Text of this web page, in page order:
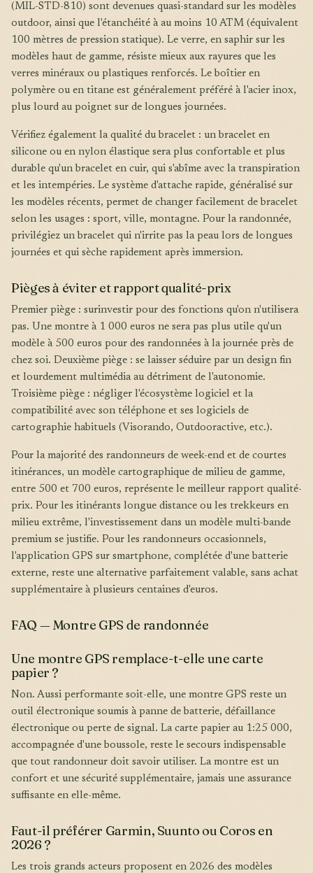
(MIL-STD-810) sont devenues quasi-standard sur les modèles
outdoor, ainsi que l'étanchéité à au moins 10 ATM (équivalent
100 mètres de pression statique). Le verre, en saphir sur les
modèles haut de gamme, résiste mieux aux rayures que les
verres minéraux ou plastiques renforcés. Le boîtier en
polymère ou en titane est généralement préféré à l'acier inox,
plus lourd au poignet sur de longues journées.
Vérifiez également la qualité du bracelet : un bracelet en
silicone ou en nylon élastique sera plus confortable et plus
durable qu'un bracelet en cuir, qui s'abîme avec la transpiration
et les intempéries. Le système d'attache rapide, généralisé sur
les modèles récents, permet de changer facilement de bracelet
selon les usages : sport, ville, montagne. Pour la randonnée,
privilégiez un bracelet qui n'irrite pas la peau lors de longues
journées et qui sèche rapidement après immersion.
Pièges à éviter et rapport qualité-prix
Premier piège : surinvestir pour des fonctions qu'on n'utilisera
pas. Une montre à 1 000 euros ne sera pas plus utile qu'un
modèle à 500 euros pour des randonnées à la journée près de
chez soi. Deuxième piège : se laisser séduire par un design fin
et lourdement multimédia au détriment de l'autonomie.
Troisième piège : négliger l'écosystème logiciel et la
compatibilité avec son téléphone et ses logiciels de
cartographie habituels (Visorando, Outdooractive, etc.).
Pour la majorité des randonneurs de week-end et de courtes
itinérances, un modèle cartographique de milieu de gamme,
entre 500 et 700 euros, représente le meilleur rapport qualité-
prix. Pour les itinérants longue distance ou les trekkeurs en
milieu extrême, l'investissement dans un modèle multi-bande
premium se justifie. Pour les randonneurs occasionnels,
l'application GPS sur smartphone, complétée d'une batterie
externe, reste une alternative parfaitement valable, sans achat
supplémentaire à plusieurs centaines d'euros.
FAQ — Montre GPS de randonnée
Une montre GPS remplace-t-elle une carte
papier ?
Non. Aussi performante soit-elle, une montre GPS reste un
outil électronique soumis à panne de batterie, défaillance
électronique ou perte de signal. La carte papier au 1:25 000,
accompagnée d'une boussole, reste le secours indispensable
que tout randonneur doit savoir utiliser. La montre est un
confort et une sécurité supplémentaire, jamais une assurance
suffisante en elle-même.
Faut-il préférer Garmin, Suunto ou Coros en
2026 ?
Les trois grands acteurs proposent en 2026 des modèles